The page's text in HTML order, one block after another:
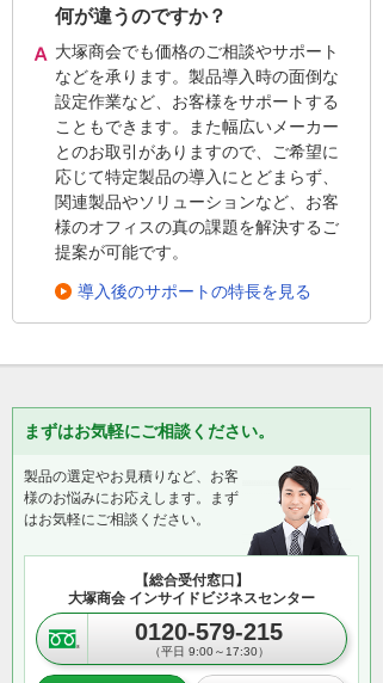
何が違うのですか？
大塚商会でも価格のご相談やサポート
などを承ります。製品導入時の面倒な
設定作業など、お客様をサポートする
こともできます。また幅広いメーカー
とのお取引がありますので、ご希望に
応じて特定製品の導入にとどまらず、
関連製品やソリューションなど、お客
様のオフィスの真の課題を解決するご
提案が可能です。
導入後のサポートの特長を見る
まずはお気軽にご相談ください。
製品の選定やお見積りなど、お客
様のお悩みにお応えします。まず
はお気軽にご相談ください。
【総合受付窓口】
大塚商会 インサイドビジネスセンター
0120-579-215
（平日 9:00～17:30）